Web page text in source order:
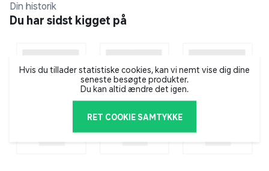
Din historik
Du har sidst kigget på
Hvis du tillader statistiske cookies, kan vi nemt vise dig dine
seneste besøgte produkter.
Du kan altid ændre det igen.
RET COOKIE SAMTYKKE